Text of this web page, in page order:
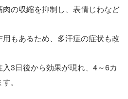
の収縮を抑制し、表情じわなど
もあるため、多汗症の症状も改
3日後から効果が現れ、4～6カ
。